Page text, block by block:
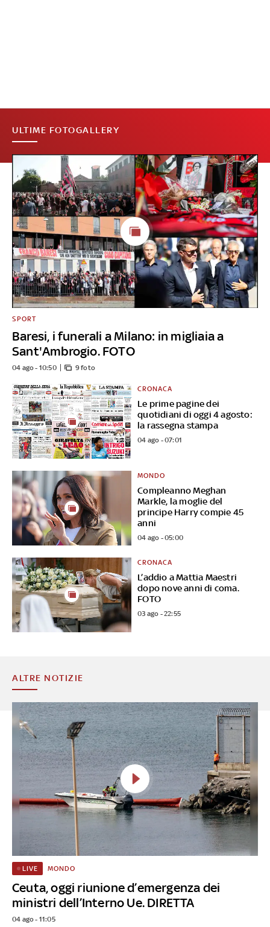
ULTIME FOTOGALLERY
Baresi, i funerali a Milano: in migliaia a
Sant'Ambrogio. FOTO
SPORT
04 ago - 10:50 9 foto
Le prime pagine dei
quotidiani di oggi 4 agosto:
la rassegna stampa
CRONACA
04 ago - 07:01
Compleanno Meghan
Markle, la moglie del
principe Harry compie 45
anni
MONDO
04 ago - 05:00
L’addio a Mattia Maestri
dopo nove anni di coma.
FOTO
CRONACA
03 ago - 22:55
ALTRE NOTIZIE
Ceuta, oggi riunione d’emergenza dei
ministri dell’Interno Ue. DIRETTA
LIVE MONDO
04 ago - 11:05